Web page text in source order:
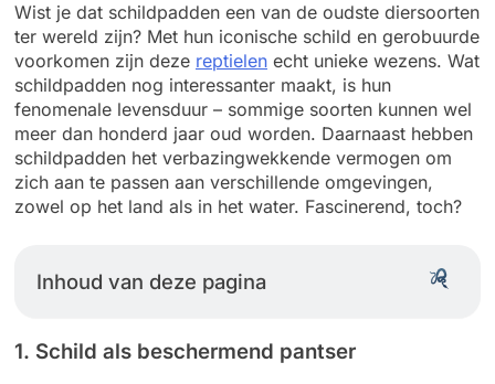
Wist je dat schildpadden een van de oudste diersoorten
ter wereld zijn? Met hun iconische schild en gerobuurde
voorkomen zijn deze reptielen echt unieke wezens. Wat
schildpadden nog interessanter maakt, is hun
fenomenale levensduur – sommige soorten kunnen wel
meer dan honderd jaar oud worden. Daarnaast hebben
schildpadden het verbazingwekkende vermogen om
zich aan te passen aan verschillende omgevingen,
zowel op het land als in het water. Fascinerend, toch?
Inhoud van deze pagina
1. Schild als beschermend pantser